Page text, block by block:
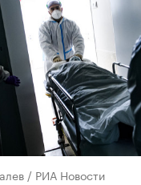
/ РИА Новости